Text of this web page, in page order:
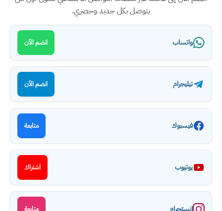
يتوصل بكل جديد وحصري.
واتساب انضم الآن
تيليجرام انضم الآن
فيسبوك متابعة
يوتيوب اشتراك
انستجرام متابعة